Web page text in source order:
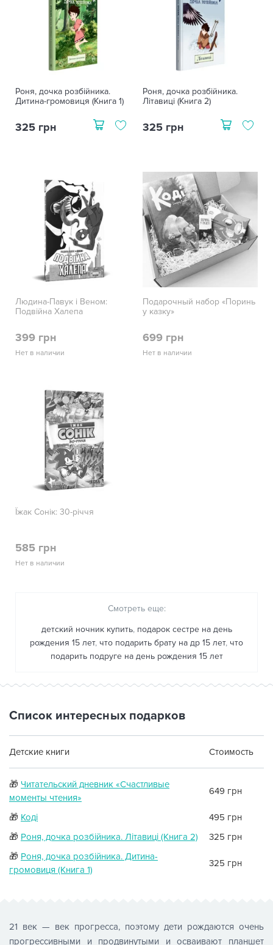
Роня, дочка розбійника.
Дитина-громовиця (Книга 1)
325 грн
Роня, дочка розбійника.
Літавиці (Книга 2)
325 грн
Людина-Павук і Веном:
Подвійна Халепа
399 грн
Нет в наличии
Подарочный набор «Поринь
у казку»
699 грн
Нет в наличии
Їжак Сонік: 30-річчя
585 грн
Нет в наличии
Смотреть еще:
детский ночник купить, подарок сестре на день
рождения 15 лет, что подарить брату на др 15 лет, что
подарить подруге на день рождения 15 лет
Список интересных подарков
Детские книги Стоимость
🎁 Читательский дневник «Счастливые
моменты чтения»
649 грн
🎁 Коді
495 грн
🎁 Роня, дочка розбійника. Літавиці (Книга 2)
325 грн
🎁 Роня, дочка розбійника. Дитина-
громовиця (Книга 1)
325 грн
21 век — век прогресса, поэтому дети рождаются очень
прогрессивными и продвинутыми и осваивают планшет